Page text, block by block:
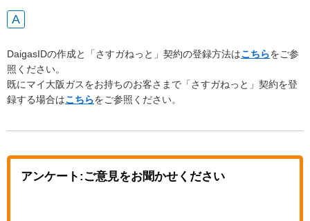
DaigasIDの作成と「さすガねっと」契約の登録方法はこちらをご参
照ください。
既にマイ大阪ガスをお持ちのお客さまで「さすガねっと」契約を登
録する場合はこちらをご参照ください。
アンケート:ご意見をお聞かせください